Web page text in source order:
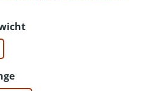
auswählen
auswählen